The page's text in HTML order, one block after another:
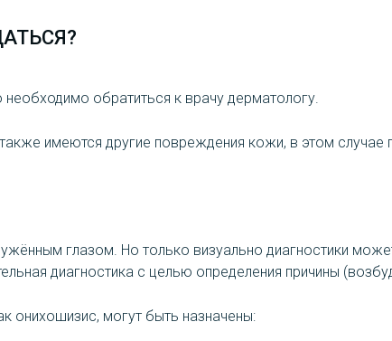
обратиться к врачу дерматологу.
имеются другие повреждения кожи, в этом случае
глазом. Но только визуально диагностики
диагностика с целью определения причины
онихошизис, могут быть назначены: